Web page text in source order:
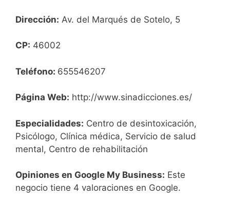
Dirección: Av. del Marqués de Sotelo, 5
CP: 46002
Teléfono: 655546207
Página Web: http://www.sinadicciones.es/
Especialidades: Centro de desintoxicación,
Psicólogo, Clínica médica, Servicio de salud
mental, Centro de rehabilitación
Opiniones en Google My Business: Este
negocio tiene 4 valoraciones en Google.